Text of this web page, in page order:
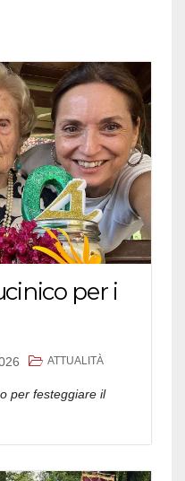
per i
ATTUALITÀ
per festeggiare il